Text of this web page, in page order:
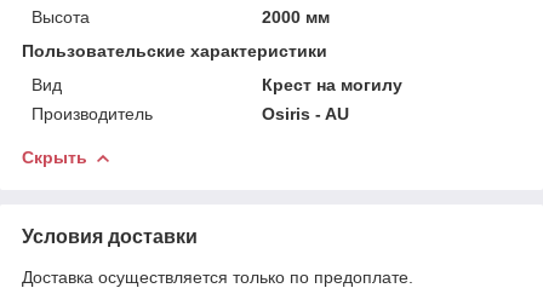
Высота
2000 мм
Пользовательские характеристики
Вид
Крест на могилу
Производитель
Osiris - AU
Скрыть
Условия доставки
Доставка осуществляется только по предоплате.